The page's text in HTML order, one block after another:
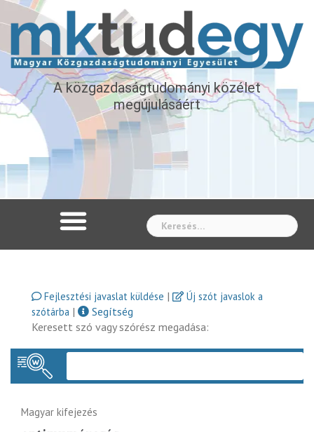
A közgazdaságtudományi közélet
megújulásáért
Fejlesztési javaslat küldése |
Új szót javaslok a
szótárba |
Segítség
Keresett szó vagy szórész megadása:
Magyar kifejezés